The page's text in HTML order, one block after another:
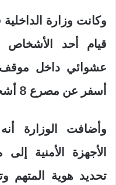
وكانت وزارة
قيام أحد الأشخاص
عشوائي داخل موقف
أسفر عن مصرع 8 أشخاص وإصابة 5 آخرين.
وأضافت الوزارة
الأجهزة الأمنية
تحديد هوية المتهم